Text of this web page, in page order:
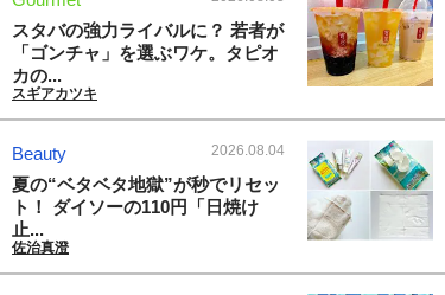
スタバの強力ライバルに？ 若者が
「ゴンチャ」を選ぶワケ。タピオ
カの...
スギアカツキ
Beauty 2026.08.04
夏の“ベタベタ地獄”が秒でリセッ
ト！ ダイソーの110円「日焼け
止...
佐治真澄